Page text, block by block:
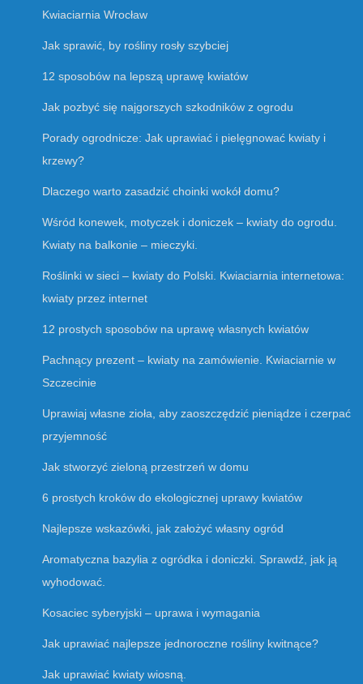
Kwiaciarnia Wrocław
Jak sprawić, by rośliny rosły szybciej
12 sposobów na lepszą uprawę kwiatów
Jak pozbyć się najgorszych szkodników z ogrodu
Porady ogrodnicze: Jak uprawiać i pielęgnować kwiaty i
krzewy?
Dlaczego warto zasadzić choinki wokół domu?
Wśród konewek, motyczek i doniczek – kwiaty do ogrodu.
Kwiaty na balkonie – mieczyki.
Roślinki w sieci – kwiaty do Polski. Kwiaciarnia internetowa:
kwiaty przez internet
12 prostych sposobów na uprawę własnych kwiatów
Pachnący prezent – kwiaty na zamówienie. Kwiaciarnie w
Szczecinie
Uprawiaj własne zioła, aby zaoszczędzić pieniądze i czerpać
przyjemność
Jak stworzyć zieloną przestrzeń w domu
6 prostych kroków do ekologicznej uprawy kwiatów
Najlepsze wskazówki, jak założyć własny ogród
Aromatyczna bazylia z ogródka i doniczki. Sprawdź, jak ją
wyhodować.
Kosaciec syberyjski – uprawa i wymagania
Jak uprawiać najlepsze jednoroczne rośliny kwitnące?
Jak uprawiać kwiaty wiosną.